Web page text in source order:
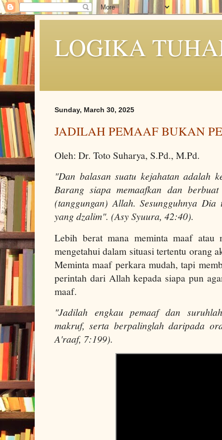
LOGIKA
Sunday, March 30, 2025
JADILAH PEMAAF BUKAN
Oleh: Dr. Toto Suharya, S.Pd., M.Pd.
"Dan balasan suatu kejahatan adalah
Barang siapa memaafkan dan
(tanggungan) Allah. Sesungguhnya
yang dzalim". (Asy Syuura, 42:40).
Lebih berat mana meminta maaf atau
mengetahui dalam situasi tertentu orang
Meminta maaf perkara mudah, tapi
perintah dari Allah kepada siapa pun
maaf.
"Jadilah engkau pemaaf dan
makruf, serta berpalinglah daripada
A'raaf, 7:199).